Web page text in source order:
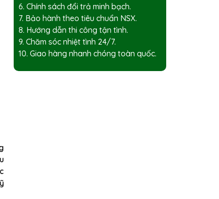
6. Chính sách đổi trả minh bạch.
7. Bảo hành theo tiêu chuẩn NSX.
8. Hướng dẫn thi công tận tình.
9. Chăm sóc nhiệt tình 24/7.
10. Giao hàng nhanh chóng toàn quốc.